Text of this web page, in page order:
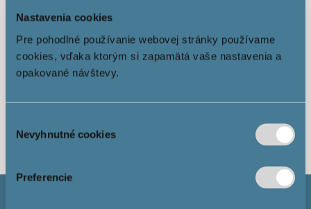
Nastavenia cookies
Pre pohodlné používanie webovej stránky používame
cookies, vďaka ktorým si zapamätá vaše nastavenia a
opakované návštevy.
súhlasu
Nevyhnutné cookies
Preferencie